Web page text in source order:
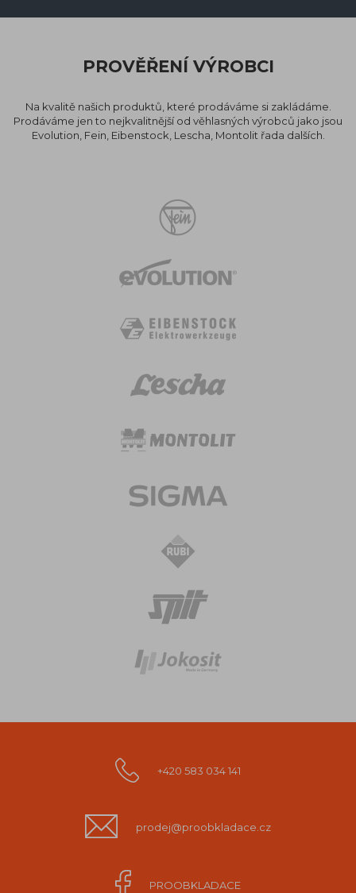
PROVĚŘENÍ VÝROBCI
Na kvalitě našich produktů, které prodáváme si zakládáme.
Prodáváme jen to nejkvalitnější od věhlasných výrobců jako jsou
Evolution, Fein, Eibenstock, Lescha, Montolit řada dalších.
+420 583 034 141
prodej@proobkladace.cz
PROOBKLADACE